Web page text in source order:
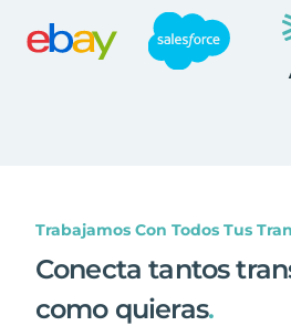
Trabajamos Con Todos Tus
Conecta tantos
como quieras.